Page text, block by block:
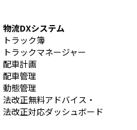
物流DXシステム
トラック簿
トラックマネージャー
配車計画
配車管理
動態管理
法改正無料アドバイス・
法改正対応ダッシュボード